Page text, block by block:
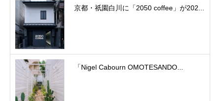
京都・祇園白川に「2050 coffee」が202...
「Nigel Cabourn OMOTESANDO...